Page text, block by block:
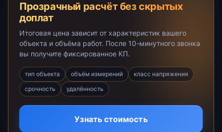
Прозрачный расчёт без скрытых
доплат
Итоговая цена зависит от характеристик вашего
объекта и объёма работ. После 10-минутного звонка
вы получите фиксированное КП.
тип объекта объём измерений
класс напряжения
срочность
удалённость
Узнать стоимость